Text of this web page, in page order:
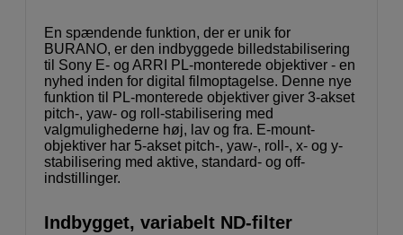
En spændende funktion, der er unik for
BURANO, er den indbyggede billedstabilisering
til Sony E- og ARRI PL-monterede objektiver - en
nyhed inden for digital filmoptagelse. Denne nye
funktion til PL-monterede objektiver giver 3-akset
pitch-, yaw- og roll-stabilisering med
valgmulighederne høj, lav og fra. E-mount-
objektiver har 5-akset pitch-, yaw-, roll-, x- og y-
stabilisering med aktive, standard- og off-
indstillinger.
Indbygget, variabelt ND-filter